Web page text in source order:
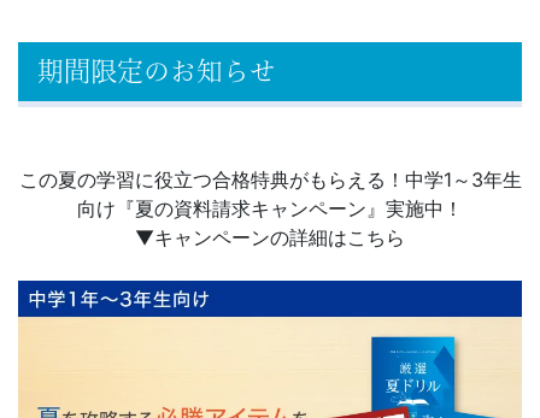
期間限定のお知らせ
この夏の学習に役立つ合格特典がもらえる！中学1～3年生
向け『夏の資料請求キャンペーン』実施中！
▼キャンペーンの詳細はこちら